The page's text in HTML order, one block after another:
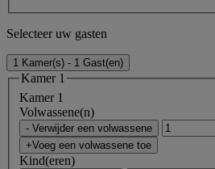
Selecteer uw gasten
1 Kamer(s) - 1 Gast(en)
Kamer 1
Kamer 1
Volwassene(n)
- Verwijder een volwassene
+Voeg een volwassene toe
Kind(eren)